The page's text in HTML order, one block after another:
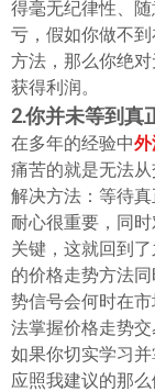
得毫无纪律性、
亏，假如你做不
方法，那么你绝
获得利润。
2.你并未等到真
在多年的经验中
痛苦的就是无法从
解决方法：等待
耐心很重要，同
关键，这就回到
的价格走势方法
势信号会何时在
法掌握价格走势
如果你切实学习
应照我建议的那